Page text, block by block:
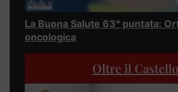
La Buona Salute 63° puntata:
oncologica
Oltre il Castello